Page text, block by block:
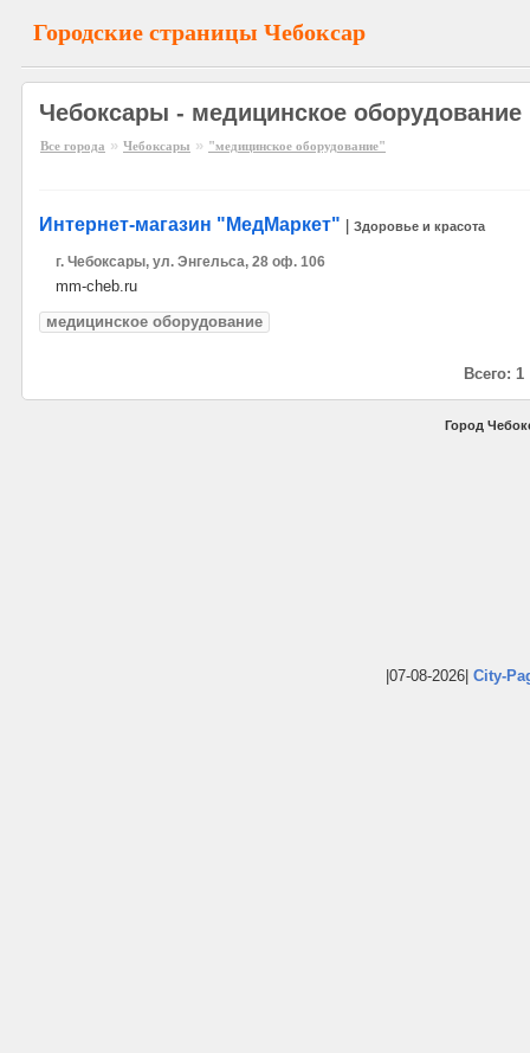
Городские страницы Чебоксар
Чебоксары - медицинское оборудование
Все города » Чебоксары » "медицинское оборудование"
Интернет-магазин "МедМаркет" Здоровье и красота
г. Чебоксары, ул. Энгельса, 28 оф. 106
mm-cheb.ru
медицинское оборудование
Всего: 1
Город
|07-08-2026| City-